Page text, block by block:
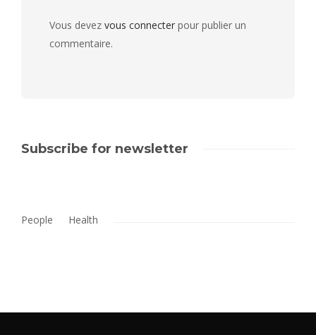
Vous devez vous connecter pour publier un
commentaire.
Subscribe for newsletter
People Health